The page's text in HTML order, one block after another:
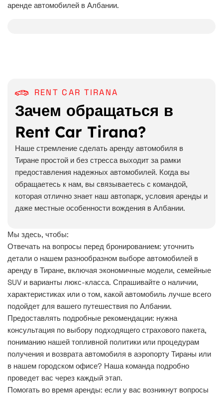
аренде автомобилей в Албании.
Мы здесь, чтобы:
Отвечать на вопросы перед бронированием: уточнить
детали о нашем разнообразном выборе автомобилей в
аренду в Тиране, включая экономичные модели, семейные
SUV и варианты люкс-класса. Спрашивайте о наличии,
характеристиках или о том, какой автомобиль лучше всего
подойдет для вашего путешествия по Албании.
Предоставлять подробные рекомендации: нужна
консультация по выбору подходящего страхового пакета,
пониманию нашей топливной политики или процедурам
получения и возврата автомобиля в аэропорту Тираны или
в нашем городском офисе? Наша команда подробно
проведет вас через каждый этап.
Помогать во время аренды: если у вас возникнут вопросы
RENT CAR TIRANA
Зачем обращаться в
Rent Car Tirana?
Наше стремление сделать аренду автомобиля в
Тиране простой и без стресса выходит за рамки
предоставления надежных автомобилей. Когда вы
обращаетесь к нам, вы связываетесь с командой,
которая отлично знает наш автопарк, условия аренды и
даже местные особенности вождения в Албании.